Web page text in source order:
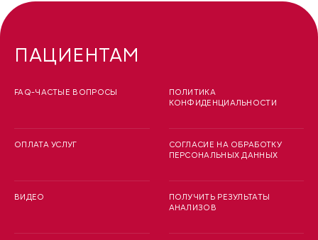
ПАЦИЕНТАМ
FAQ-ЧАСТЫЕ ВОПРОСЫ
ОПЛАТА УСЛУГ
ВИДЕО
ПОЛИТИКА
КОНФИДЕНЦИАЛЬНОСТИ
СОГЛАСИЕ НА ОБРАБОТКУ
ПЕРСОНАЛЬНЫХ ДАННЫХ
ПОЛУЧИТЬ РЕЗУЛЬТАТЫ
АНАЛИЗОВ